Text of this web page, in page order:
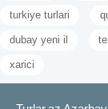
turkiye turlari
dubay yeni il
xarici